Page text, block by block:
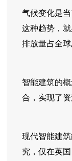
气候变化是
这种趋势，
排放量占全
智能建筑的
合，实现了
现代智能建
究，仅在英